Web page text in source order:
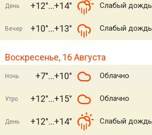
День +12° +14° Слабый дождь
Вечер +10° +13° Слабый дождь
Воскресенье, 16 Августа
Ночь +7° +10° Облачно
Утро +12° +15° Облачно
День +12° +14° Слабый дождь